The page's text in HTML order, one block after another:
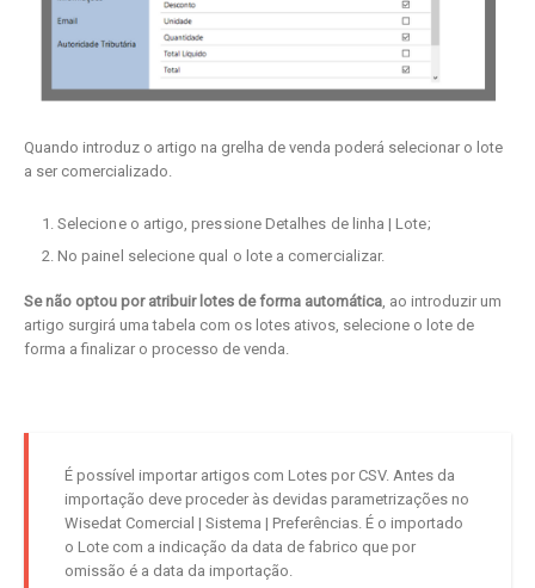
Quando introduz o artigo na grelha de venda poderá selecionar o lote
a ser comercializado.
Selecione o artigo, pressione Detalhes de linha | Lote;
No painel selecione qual o lote a comercializar.
Se não optou por atribuir lotes de forma automática, ao introduzir um
artigo surgirá uma tabela com os lotes ativos, selecione o lote de
forma a finalizar o processo de venda.
É possível importar artigos com Lotes por CSV. Antes da
importação deve proceder às devidas parametrizações no
Wisedat Comercial | Sistema | Preferências. É o importado
o Lote com a indicação da data de fabrico que por
omissão é a data da importação.